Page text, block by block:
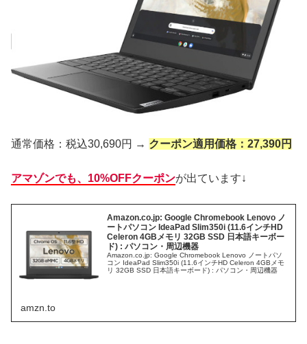
通常価格：税込30,690円 → クーポン適用価格：27,390円
アマゾンでも、10%OFFクーポンが出ています↓
Amazon.co.jp: Google Chromebook Lenovo ノ
ートパソコン IdeaPad Slim350i (11.6インチHD
Celeron 4GBメモリ 32GB SSD 日本語キーボー
ド) : パソコン・周辺機器
Amazon.co.jp: Google Chromebook Lenovo ノートパソ
コン IdeaPad Slim350i (11.6インチHD Celeron 4GBメモ
リ 32GB SSD 日本語キーボード) : パソコン・周辺機器
amzn.to